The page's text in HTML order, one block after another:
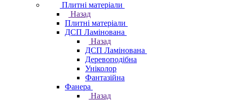
Плитні матеріали
Назад
Плитні матеріали
ДСП Ламінована
Назад
ДСП Ламінована
Деревоподібна
Уніколор
Фантазійна
Фанера
Назад